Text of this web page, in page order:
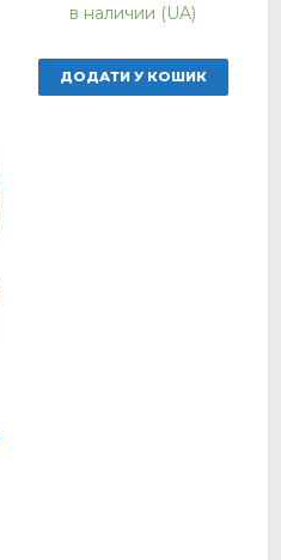
в наличии (UA)
ДОДАТИ У КОШИК